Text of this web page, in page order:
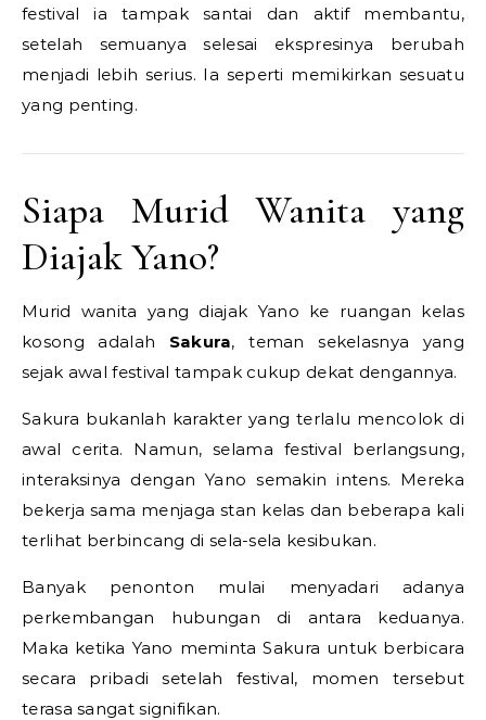
festival ia tampak santai dan aktif membantu,
setelah semuanya selesai ekspresinya berubah
menjadi lebih serius. Ia seperti memikirkan sesuatu
yang penting.
Siapa Murid Wanita yang
Diajak Yano?
Murid wanita yang diajak Yano ke ruangan kelas
kosong adalah Sakura, teman sekelasnya yang
sejak awal festival tampak cukup dekat dengannya.
Sakura bukanlah karakter yang terlalu mencolok di
awal cerita. Namun, selama festival berlangsung,
interaksinya dengan Yano semakin intens. Mereka
bekerja sama menjaga stan kelas dan beberapa kali
terlihat berbincang di sela-sela kesibukan.
Banyak penonton mulai menyadari adanya
perkembangan hubungan di antara keduanya.
Maka ketika Yano meminta Sakura untuk berbicara
secara pribadi setelah festival, momen tersebut
terasa sangat signifikan.